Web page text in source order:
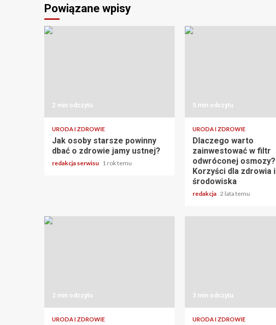
Powiązane wpisy
2 min odczytu
URODA I ZDROWIE
Jak osoby starsze powinny
dbać o zdrowie jamy ustnej?
redakcja serwisu 1 rok temu
5 min odczytu
URODA I ZDROWIE
Dlaczego warto
zainwestować w filtr
odwróconej osmozy?
Korzyści dla zdrowia i
środowiska
redakcja 2 lata temu
2 min odczytu
URODA I ZDROWIE
3 min odczytu
URODA I ZDROWIE